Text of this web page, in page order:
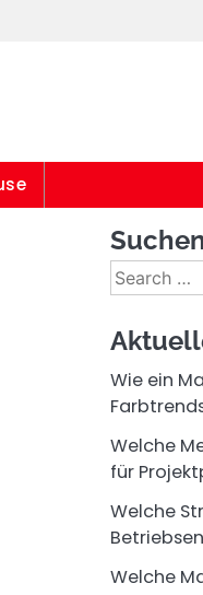
Search
for:
Wie ein
Welche
für
Welche
Welche